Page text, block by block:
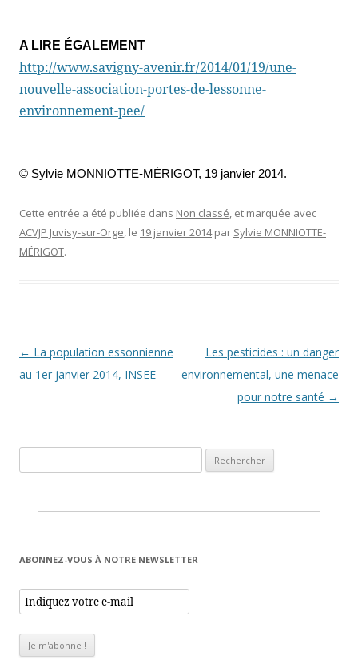
A LIRE ÉGALEMENT
http://www.savigny-avenir.fr/2014/01/19/une-
nouvelle-association-portes-de-lessonne-
environnement-pee/
© Sylvie MONNIOTTE-MÉRIGOT, 19 janvier 2014.
Cette entrée a été publiée dans Non classé, et marquée avec
ACVJP Juvisy-sur-Orge, le 19 janvier 2014 par Sylvie MONNIOTTE-
MÉRIGOT.
Navigation des articles
← La population essonnienne
au 1er janvier 2014, INSEE
Les pesticides : un danger
environnemental, une menace
pour notre santé →
ABONNEZ-VOUS À NOTRE NEWSLETTER